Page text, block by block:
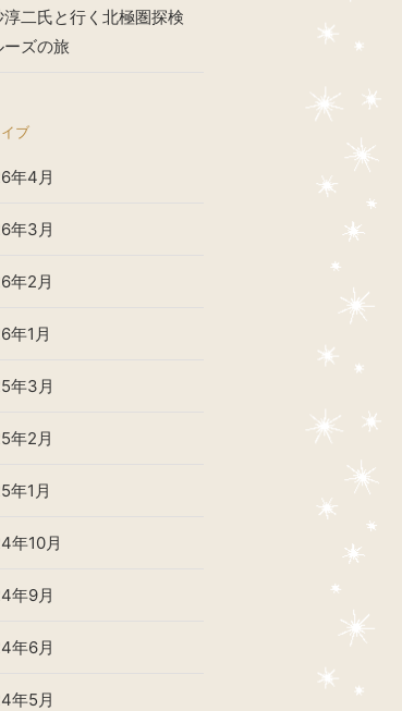
淳二氏と行く北極圏探検
ーズの旅
ブ
年4月
年3月
年2月
年1月
年3月
年2月
年1月
年10月
年9月
年6月
年5月